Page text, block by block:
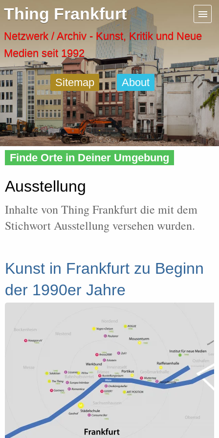
Thing Frankfurt
Netzwerk / Archiv - Kunst, Kritik und Neue
Medien seit 1992
Sitemap About
Home»Tags» Ausstellung
Finde Orte in Deiner Umgebung
Ausstellung
Inhalte von Thing Frankfurt die mit dem
Stichwort Ausstellung versehen wurden.
Kunst in Frankfurt zu Beginn
der 1990er Jahre
Menu
Artspaces
Cool Places
Frankfurt Diary
Activity
Recent Posts